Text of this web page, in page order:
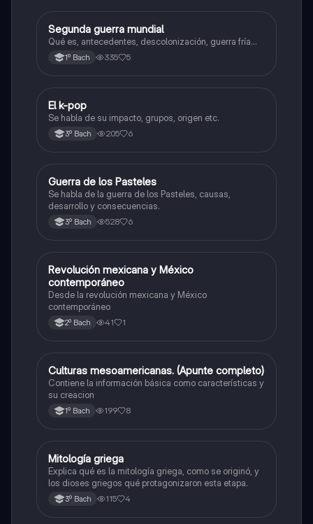
Historia universal contemporánea
Segunda guerra mundial
Qué es, antecedentes, descolonización, guerra fría...
1º Bach 335 5
Historia universal contemporánea
El k-pop
Se habla de su impacto, grupos, origen etc.
3º Bach 205 6
Historia universal contemporánea
Guerra de los Pasteles
Se habla de la guerra de los Pasteles, causas,
desarrollo y consecuencias.
3º Bach 528 6
Historia universal contemporánea
Revolución mexicana y México
contemporáneo
Desde la revolución mexicana y México
contemporáneo
2º Bach 41 1
Historia universal contemporánea
Culturas mesoamericanas. (Apunte completo)
Contiene la información básica como características y
su creacion
1º Bach 199 8
Historia universal contemporánea
Mitología griega
Explica qué es la mitología griega, como se originó, y
los dioses griegos qué protagonizaron esta etapa.
3º Bach 115 4